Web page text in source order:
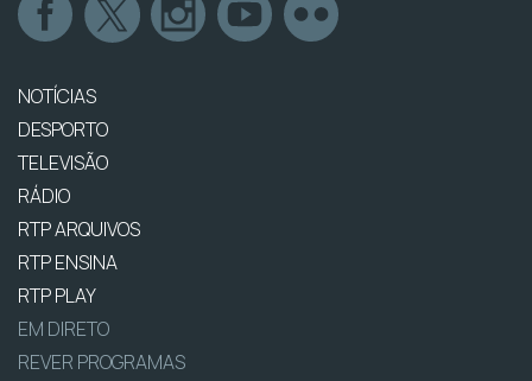
NOTÍCIAS
DESPORTO
TELEVISÃO
RÁDIO
RTP ARQUIVOS
RTP ENSINA
RTP PLAY
EM DIRETO
REVER PROGRAMAS